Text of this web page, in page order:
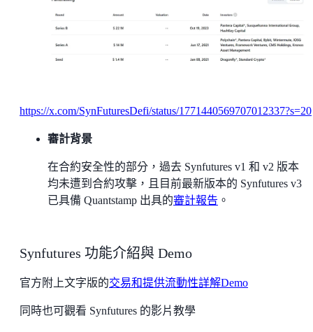
https://x.com/SynFuturesDefi/status/1771440569707012337?s=20
審計背景
在合約安全性的部分，過去 Synfutures v1 和 v2 版本
均未遭到合約攻擊，且目前最新版本的 Synfutures v3
已具備 Quantstamp 出具的審計報告 。
Synfutures 功能介紹與 Demo
官方附上文字版的交易和提供流動性詳解Demo
同時也可觀看 Synfutures 的影片教學